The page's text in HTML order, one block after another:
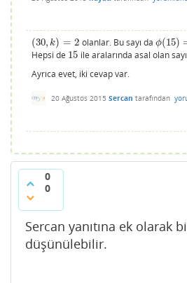
(30, k) = 2
(30,k)=2 olanlar. Bu sayı da ϕ(15)
ϕ(15)= ϕ
Hepsi de 15
15 ile aralarında asal olan
Ayrıca evet, iki cevap var.
20 Ağustos 2015 Sercan tarafından
0
0
Sercan yanıtına ek olarak
düşünülebilir.